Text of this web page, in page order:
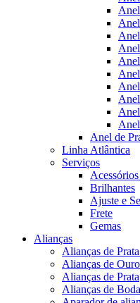
Anel de
Linha Atlântica
Serviços
Brilhantes
Ajuste e
Frete
Gemas
Alianças
Alianças de
Alianças de Ouro
Alianças de Prata
Alianças de